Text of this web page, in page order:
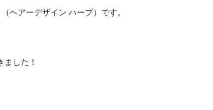
ヘアーデザイン ハープ）です。
ました！